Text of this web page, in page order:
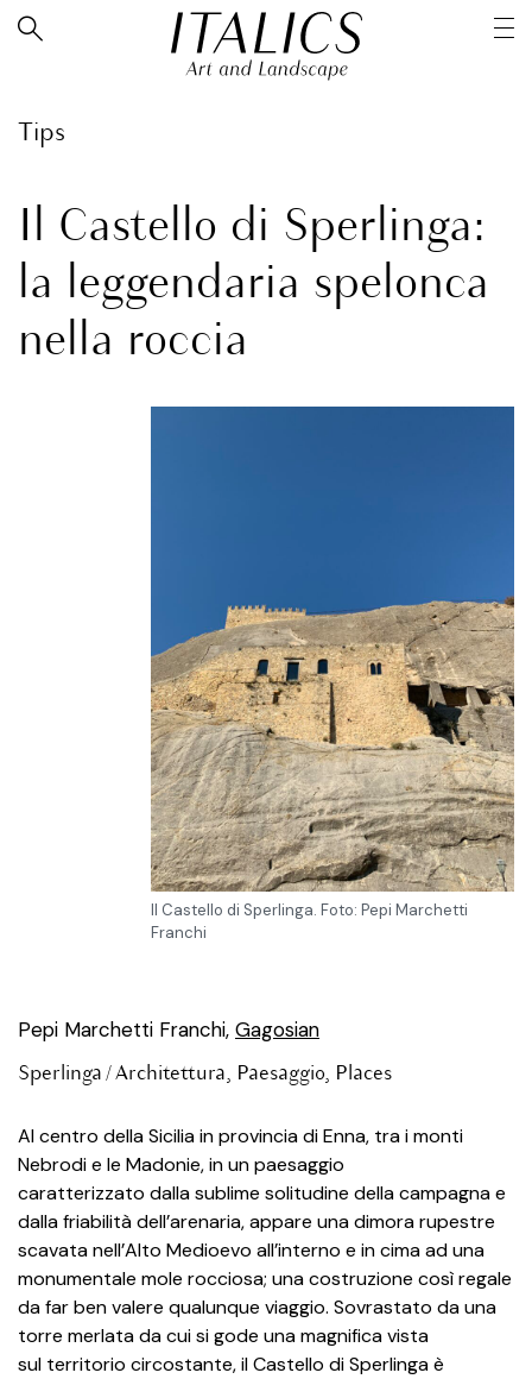
Tips
Il Castello di Sperlinga:
la leggendaria spelonca
nella roccia
Il Castello di Sperlinga. Foto: Pepi Marchetti
Franchi
Al centro della Sicilia in provincia di Enna, tra i monti
Nebrodi e le Madonie, in un paesaggio
caratterizzato dalla sublime solitudine della campagna e
dalla friabilità dell’arenaria, appare una dimora rupestre
scavata nell’Alto Medioevo all’interno e in cima ad una
monumentale mole rocciosa; una costruzione così regale
da far ben valere qualunque viaggio. Sovrastato da una
torre merlata da cui si gode una magnifica vista
sul territorio circostante, il Castello di Sperlinga è
Pepi Marchetti Franchi, Gagosian
Sperlinga / Architettura, Paesaggio, Places